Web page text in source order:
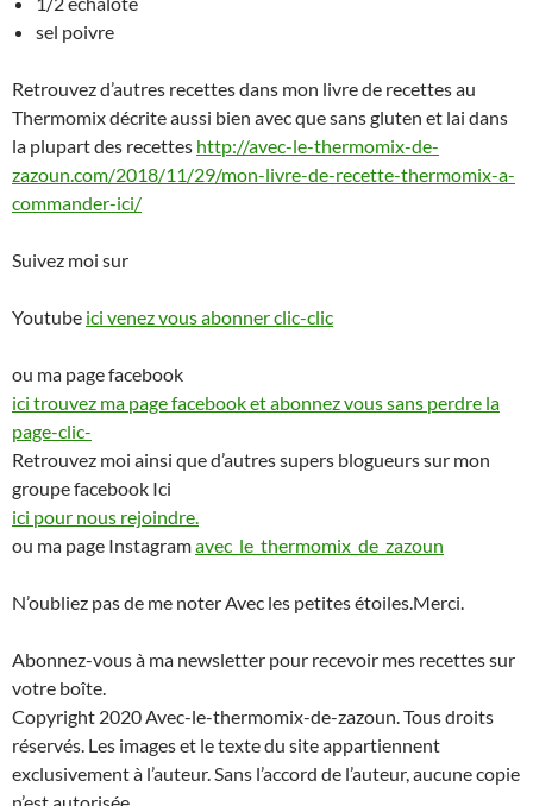
sel poivre
Retrouvez d’autres recettes dans mon livre de recettes au
Thermomix décrite aussi bien avec que sans gluten et lai dans
la plupart des recettes http://avec-le-thermomix-de-
zazoun.com/2018/11/29/mon-livre-de-recette-thermomix-a-
commander-ici/
Suivez moi sur
Youtube ici venez vous abonner clic-clic
ou ma page facebook
ici trouvez ma page facebook et abonnez vous sans perdre la
page-clic-
Retrouvez moi ainsi que d’autres supers blogueurs sur mon
groupe facebook Ici
ici pour nous rejoindre.
ou ma page Instagramavec_le_thermomix_de_zazoun
N’oubliez pas de me noter Avec les petites étoiles.Merci.
Abonnez-vous à ma newsletter pour recevoir mes recettes sur
votre boîte.
Copyright 2020 Avec-le-thermomix-de-zazoun. Tous droits
réservés. Les images et le texte du site appartiennent
exclusivement à l’auteur. Sans l’accord de l’auteur, aucune copie